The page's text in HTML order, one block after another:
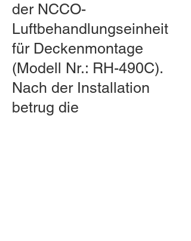
der NCCO-
Luftbehandlungseinheit
für Deckenmontage
(Modell Nr.: RH-490C).
Nach der Installation
betrug die